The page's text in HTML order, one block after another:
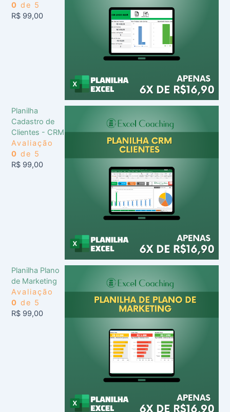
0 de 5
R$ 99,00
Planilha
Cadastro de
Clientes - CRM
Avaliação
0 de 5
R$ 99,00
Planilha Plano
de Marketing
Avaliação
0 de 5
R$ 99,00